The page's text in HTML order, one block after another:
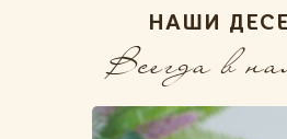
НАШИ
Всегда в